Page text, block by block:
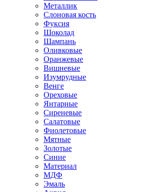
Металлик
Слоновая кость
Фуксия
Шоколад
Шампань
Оливковые
Оранжевые
Вишневые
Изумрудные
Венге
Ореховые
Янтарные
Сиреневые
Салатовые
Фиолетовые
Мятные
Золотые
Синие
Материал
МДФ
Эмаль